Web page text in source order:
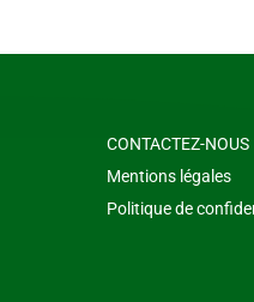
CONTACTEZ-NOUS
Mentions légales
Politique de